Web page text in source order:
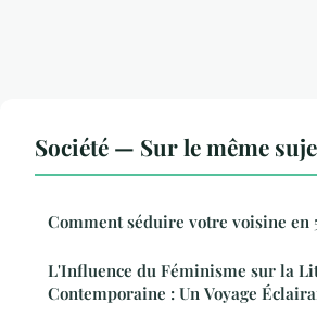
Société — Sur le même
Comment séduire votre voisine en
L'Influence du Féminisme sur la
Contemporaine : Un Voyage